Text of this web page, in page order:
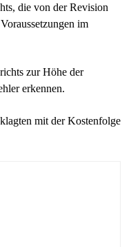
die von der Revision
im
zur Höhe der
erkennen.
mit der Kostenfolge